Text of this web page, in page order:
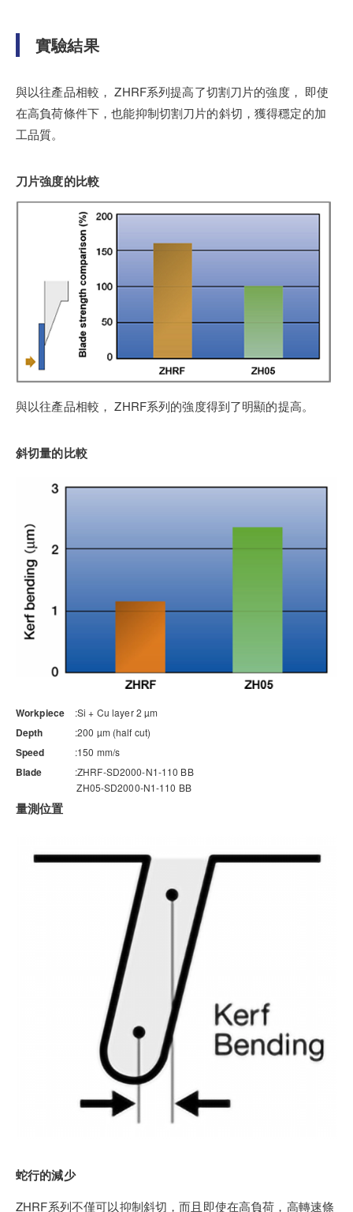
實驗結果
與以往產品相較， ZHRF系列提高了切割刀片的強度， 即使
在高負荷條件下，也能抑制切割刀片的斜切，獲得穩定的加
工品質。
刀片強度的比較
與以往產品相較， ZHRF系列的強度得到了明顯的提高。
斜切量的比較
Workpiece Si + Cu layer 2 µm
Depth 200 µm (half cut)
Speed 150 mm/s
Blade
ZHRF-SD2000-N1-110 BB
ZH05-SD2000-N1-110 BB
量測位置
蛇行的減少
ZHRF系列不僅可以抑制斜切，而且即使在高負荷，高轉速條